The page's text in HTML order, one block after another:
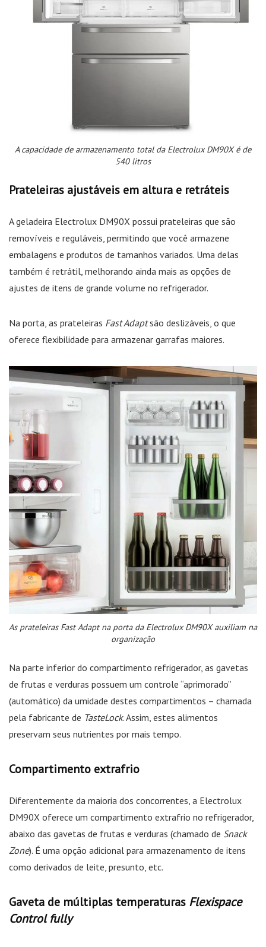
A capacidade de armazenamento total da Electrolux DM90X é de
540 litros
Prateleiras ajustáveis em altura e retráteis
A geladeira Electrolux DM90X possui prateleiras que são
removíveis e reguláveis, permitindo que você armazene
embalagens e produtos de tamanhos variados. Uma delas
também é retrátil, melhorando ainda mais as opções de
ajustes de itens de grande volume no refrigerador.
Na porta, as prateleiras Fast Adaptsão deslizáveis, o que
oferece flexibilidade para armazenar garrafas maiores.
As prateleiras Fast Adapt na porta da Electrolux DM90X auxiliam na
organização
Na parte inferior do compartimento refrigerador, as gavetas
de frutas e verduras possuem um controle “aprimorado”
(automático) da umidade destes compartimentos – chamada
pela fabricante de TasteLock. Assim, estes alimentos
preservam seus nutrientes por mais tempo.
Compartimento extrafrio
Diferentemente da maioria dos concorrentes, a Electrolux
DM90X oferece um compartimento extrafrio no refrigerador,
abaixo das gavetas de frutas e verduras (chamado de Snack
Zone). É uma opção adicional para armazenamento de itens
como derivados de leite, presunto, etc.
Gaveta de múltiplas temperaturas Flexispace
Control fully